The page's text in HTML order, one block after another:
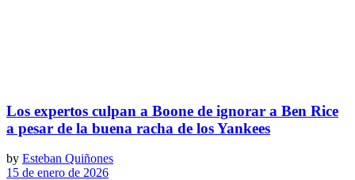
Los expertos culpan a Boone de ignorar a Ben Rice
a pesar de la buena racha de los Yankees
by Esteban Quiñones
15 de enero de 2026